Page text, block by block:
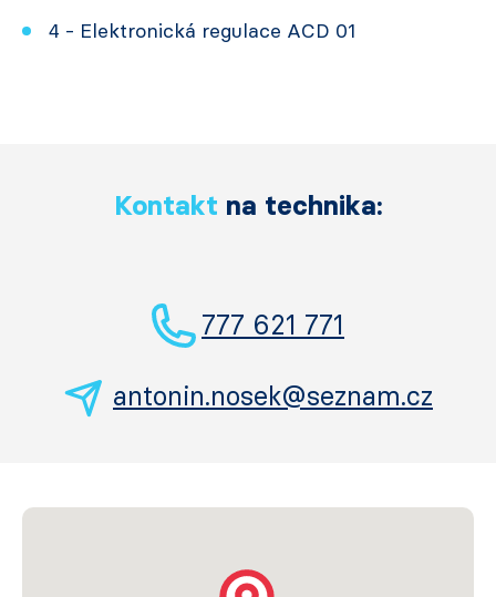
4 - Elektronická regulace ACD 01
Kontakt na technika:
777 621 771
antonin.nosek@seznam.cz